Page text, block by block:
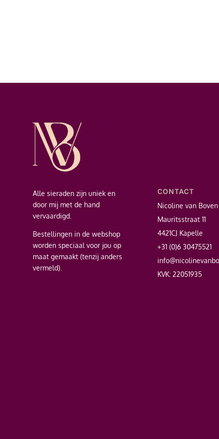
Alle sieraden zijn uniek en
door mij met de hand
vervaardigd.
Bestellingen in de webshop
worden speciaal voor jou op
maat gemaakt (tenzij anders
vermeld).
CONTACT
Nicoline van Boven
Mauritsstraat 11
4421CJ Kapelle
+31 (0)6 30475521
KVK: 22051935